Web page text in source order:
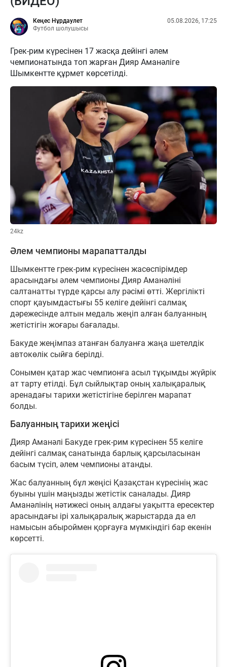
Кеңес Нұрдаулет
Футбол шолушысы
05.08.2026, 17:25
Грек-рим күресінен 17 жасқа дейінгі әлем
чемпионатында топ жарған Дияр Аманәліге
Шымкентте құрмет көрсетілді.
24kz
Әлем чемпионы марапатталды
Шымкентте грек-рим күресінен жасөспірімдер
арасындағы әлем чемпионы Дияр Аманәліні
салтанатты түрде қарсы алу рәсімі өтті. Жергілікті
спорт қауымдастығы 55 келіге дейінгі салмақ
дәрежесінде алтын медаль жеңіп алған балуанның
жетістігін жоғары бағалады.
Бакуде жеңімпаз атанған балуанға жаңа шетелдік
автокөлік сыйға берілді.
Сонымен қатар жас чемпионға асыл тұқымды жүйрік
ат тарту етілді. Бұл сыйлықтар оның халықаралық
аренадағы тарихи жетістігіне берілген марапат
болды.
Балуанның тарихи жеңісі
Дияр Аманәлі Бакуде грек-рим күресінен 55 келіге
дейінгі салмақ санатында барлық қарсыласынан
басым түсіп, әлем чемпионы атанды.
Жас балуанның бұл жеңісі Қазақстан күресінің жас
буыны үшін маңызды жетістік саналады. Дияр
Аманәлінің нәтижесі оның алдағы уақытта ересектер
арасындағы ірі халықаралық жарыстарда да ел
намысын абыроймен қорғауға мүмкіндігі бар екенін
көрсетті.